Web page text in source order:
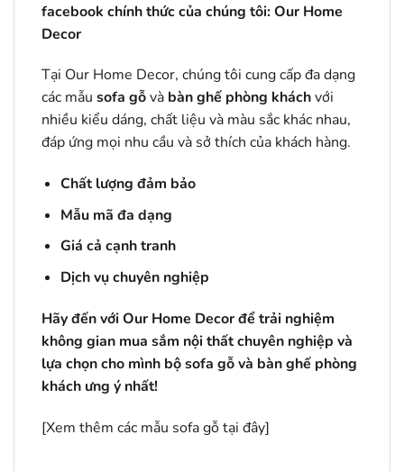
facebook chính thức của chúng tôi:Our Home
Decor
Tại Our Home Decor, chúng tôi cung cấp đa dạng
các mẫu sofa gỗvà bàn ghế phòng kháchvới
nhiều kiểu dáng, chất liệu và màu sắc khác nhau,
đáp ứng mọi nhu cầu và sở thích của khách hàng.
Chất lượng đảm bảo
Mẫu mã đa dạng
Giá cả cạnh tranh
Dịch vụ chuyên nghiệp
Hãy đến với Our Home Decor để trải nghiệm
không gian mua sắm nội thất chuyên nghiệp và
lựa chọn cho mình bộ sofa gỗ và bàn ghế phòng
khách ưng ý nhất!
[Xem thêm các mẫu sofa gỗtại đây]